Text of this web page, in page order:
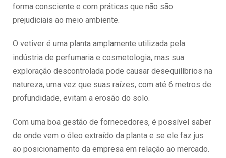
forma consciente e com práticas que não são
prejudiciais ao meio ambiente.
O vetiver é uma planta amplamente utilizada pela
indústria de perfumaria e cosmetologia, mas sua
exploração descontrolada pode causar desequilíbrios na
natureza, uma vez que suas raízes, com até 6 metros de
profundidade, evitam a erosão do solo.
Com uma boa gestão de fornecedores, é possível saber
de onde vem o óleo extraído da planta e se ele faz jus
ao posicionamento da empresa em relação ao mercado.